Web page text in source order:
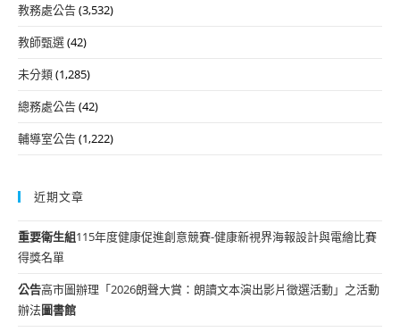
教務處公告(3,532)
教師甄選(42)
未分類(1,285)
總務處公告(42)
輔導室公告(1,222)
近期文章
重要衛生組115年度健康促進創意競賽-健康新視界海報設計與電繪比賽
得獎名單
公告高市圖辦理「2026朗聲大賞：朗讀文本演出影片徵選活動」之活動
辦法圖書館